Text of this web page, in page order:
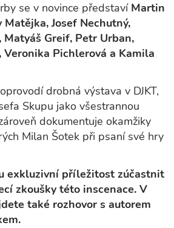
se v novince představí Martin
Matějka, Josef Nechutný,
Greif, Petr Urban,
Pichlerová a Kamila
drobná výstava v DJKT,
Skupu jako všestrannou
dokumentuje okamžiky
Milan Šotek při psaní své hry
exkluzivní příležitost zúčastnit
zkoušky této inscenace. V
také rozhovor s autorem